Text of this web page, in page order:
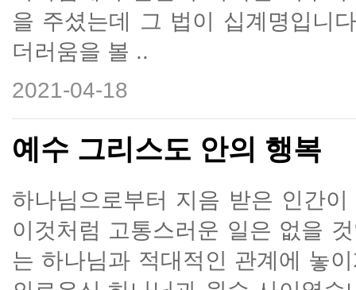
을 주셨는데 그 법이 십계명입니
더러움을 볼 ..
2021-04-18
예수 그리스도 안의 행복
하나님으로부터 지음 받은 인간
이것처럼 고통스러운 일은 없을
는 하나님과 적대적인 관계에 놓